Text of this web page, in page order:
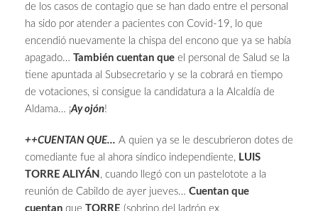
de los casos de contagio que se han dado entre el personal
ha sido por atender a pacientes con Covid-19, lo que
encendió nuevamente la chispa del encono que ya se había
apagado… También cuentan que el personal de Salud se la
tiene apuntada al Subsecretario y se la cobrará en tiempo
de votaciones, si consigue la candidatura a la Alcaldía de
Aldama… ¡Ay ojón!
++CUENTAN QUE… A quien ya se le descubrieron dotes de
comediante fue al ahora síndico independiente, LUIS
TORRE ALIYÁN , cuando llegó con un pastelotote a la
reunión de Cabildo de ayer jueves… Cuentan que
cuentan que TORRE (sobrino del ladrón ex